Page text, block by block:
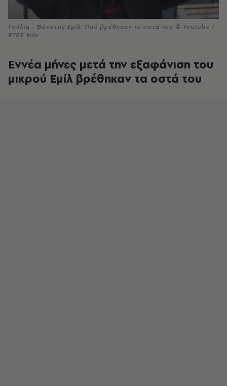
Γαλλία - Θάνατος Εμίλ: Πού βρέθηκαν τα οστά του © Youtube /
RTBF Info
Εννέα μήνες μετά την εξαφάνιση του
μικρού Εμίλ βρέθηκαν τα οστά του